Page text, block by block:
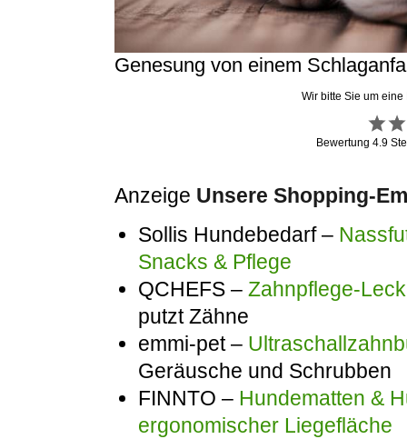
Genesung von einem
Wir bitte Sie um
Bewertung 4.9
Anzeige Unsere Shopping-
Sollis Hundebedarf –
Snacks & Pflege
QCHEFS – Zahnpflege-
putzt Zähne
emmi-pet –
Geräusche und Schrubben
FINNTO – Hundematten &
ergonomischer Liegefläche